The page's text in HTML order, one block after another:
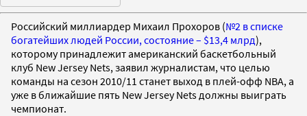
Российский миллиардер Михаил Прохоров (№2 в списке
богатейших людей России, состояние – $13,4 млрд),
которому принадлежит американский баскетбольный
клуб New Jersey Nets, заявил журналистам, что целью
команды на сезон 2010/11 станет выход в плей-офф NBA, а
уже в ближайшие пять New Jersey Nets должны выиграть
чемпионат.